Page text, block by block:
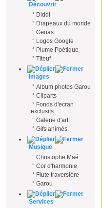
Découvrir
° Diddl
° Drapeaux du monde
° Genas
° Logos Google
° Plume Poétique
° Titeuf
Images
° Album photos Garou
° Cliparts
° Fonds d'ecran
exclusifs
° Galerie d'art
° Gifs animés
Musique
° Christophe Maé
° Cor d'harmonie
° Flute traversière
° Garou
Services